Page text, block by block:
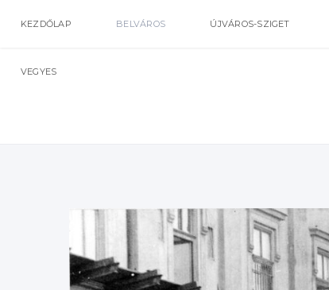
KEZDŐLAP BELVÁROS ÚJVÁROS-SZIGET
VEGYES